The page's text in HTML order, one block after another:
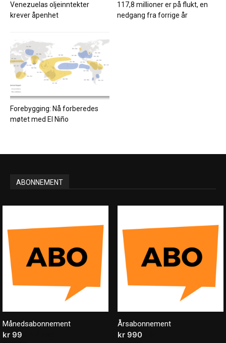
Venezuelas oljeinntekter
krever åpenhet
117,8 millioner er på flukt, en
nedgang fra forrige år
Forebygging: Nå forberedes
møtet med El Niño
ABONNEMENT
Månedsabonnement
kr 99
Årsabonnement
kr990